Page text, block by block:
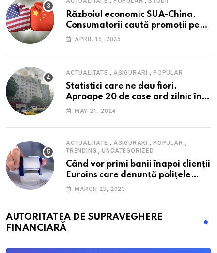
Războiul economic SUA-China.
Consumatorii caută promoții pe
fondul scumpirilor, mai ales la
APRIL 15, 2025
ACTUALITATE , ASIGURARI ,POPULAR
Statistici care ne dau fiori.
Aproape 20 de case ard zilnic în
România, iar pagubele au
nici 40 de lei pe lună
MAY 21, 2024
ACTUALITATE , ASIGURARI ,POPULAR ,
TRENDING ,UNCATEGORIZED
Când vor primi banii înapoi clienții
Euroins care denunță polițele
RCA? Toți pașii și toate termenele
MARCH 23, 2023
AUTORITATEA DE SUPRAVEGHERE
FINANCIARĂ